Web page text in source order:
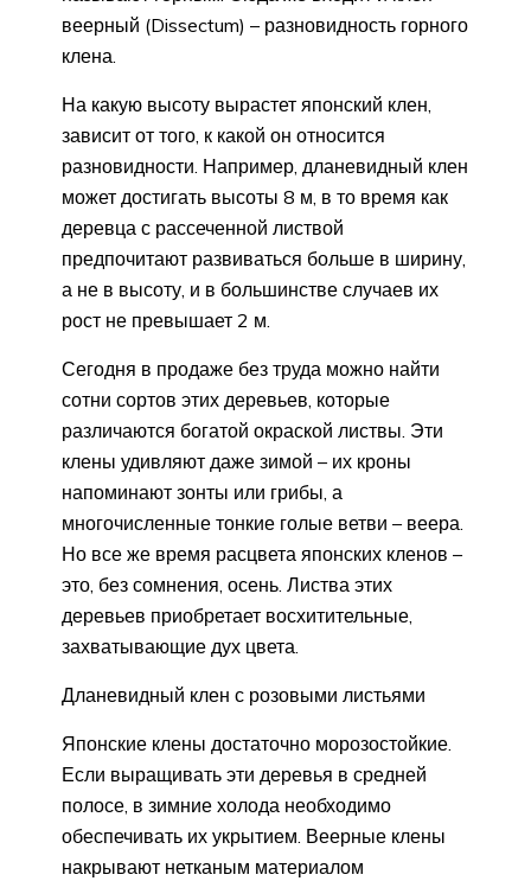
веерный (Dissectum) – разновидность горного
клена.
На какую высоту вырастет японский клен,
зависит от того, к какой он относится
разновидности. Например, дланевидный клен
может достигать высоты 8 м, в то время как
деревца с рассеченной листвой
предпочитают развиваться больше в ширину,
а не в высоту, и в большинстве случаев их
рост не превышает 2 м.
Сегодня в продаже без труда можно найти
сотни сортов этих деревьев, которые
различаются богатой окраской листвы. Эти
клены удивляют даже зимой – их кроны
напоминают зонты или грибы, а
многочисленные тонкие голые ветви – веера.
Но все же время расцвета японских кленов –
это, без сомнения, осень. Листва этих
деревьев приобретает восхитительные,
захватывающие дух цвета.
Дланевидный клен с розовыми листьями
Японские клены достаточно морозостойкие.
Если выращивать эти деревья в средней
полосе, в зимние холода необходимо
обеспечивать их укрытием. Веерные клены
накрывают нетканым материалом